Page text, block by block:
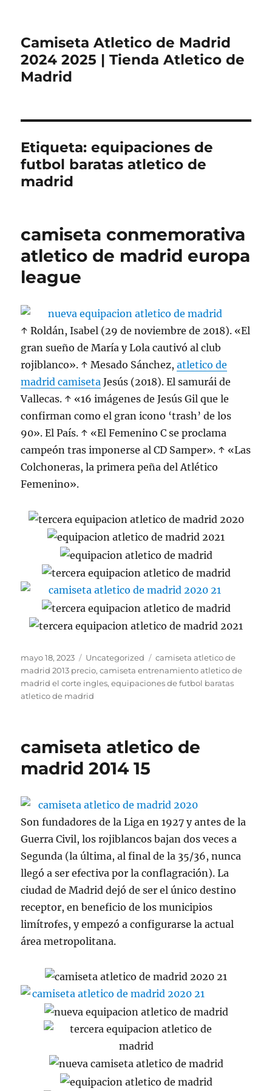
Camiseta Atletico de Madrid
2024 2025 | Tienda Atletico de
Madrid
Etiqueta:equipaciones de
futbol baratas atletico de
madrid
camiseta conmemorativa
atletico de madrid europa
league
↑ Roldán, Isabel (29 de noviembre de 2018). «El
gran sueño de María y Lola cautivó al club
rojiblanco». ↑ Mesado Sánchez,atletico de
madrid camiseta Jesús (2018). El samurái de
Vallecas. ↑ «16 imágenes de Jesús Gil que le
confirman como el gran icono ‘trash’ de los
90». El País. ↑ «El Femenino C se proclama
campeón tras imponerse al CD Samper». ↑ «Las
Colchoneras, la primera peña del Atlético
Femenino».
Publicado
el
mayo 18, 2023 Categorías
Uncategorized Etiquetas
camiseta atletico de
madrid 2013 precio,camiseta entrenamiento atletico de
madrid el corte ingles,equipaciones de futbol baratas
atletico de madrid
camiseta atletico de
madrid 2014 15
Son fundadores de la Liga en 1927 y antes de la
Guerra Civil, los rojiblancos bajan dos veces a
Segunda (la última, al final de la 35/36, nunca
llegó a ser efectiva por la conflagración). La
ciudad de Madrid dejó de ser el único destino
receptor, en beneficio de los municipios
limítrofes, y empezó a configurarse la actual
área metropolitana.